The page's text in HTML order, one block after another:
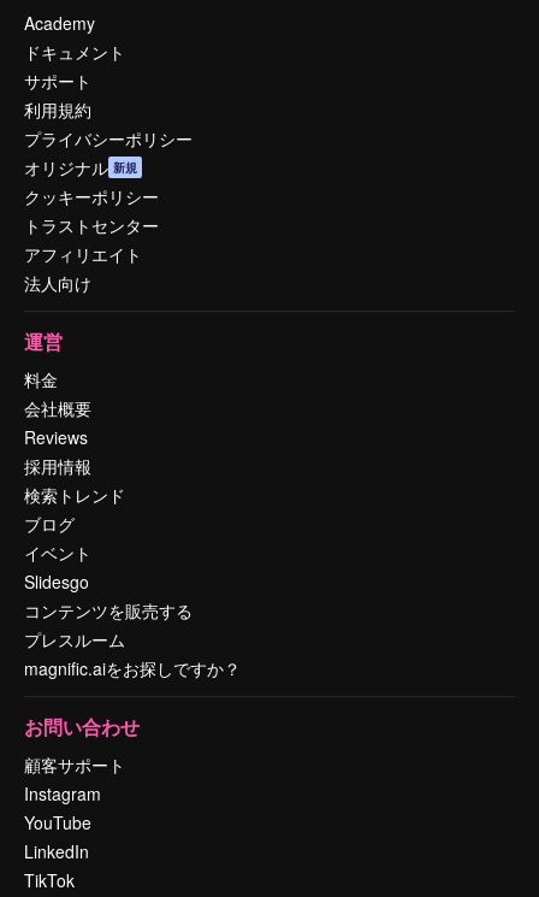
Academy
ドキュメント
サポート
利用規約
プライバシーポリシー
オリジナル 新規
クッキーポリシー
トラストセンター
アフィリエイト
法人向け
運営
料金
会社概要
Reviews
採用情報
検索トレンド
ブログ
イベント
Slidesgo
コンテンツを販売する
プレスルーム
magnific.aiをお探しですか？
お問い合わせ
顧客サポート
Instagram
YouTube
LinkedIn
TikTok